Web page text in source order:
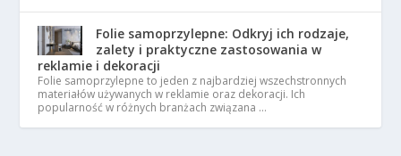
Folie samoprzylepne: Odkryj ich rodzaje,
zalety i praktyczne zastosowania w
reklamie i dekoracji
Folie samoprzylepne to jeden z najbardziej wszechstronnych
materiałów używanych w reklamie oraz dekoracji. Ich
popularność w różnych branżach związana …